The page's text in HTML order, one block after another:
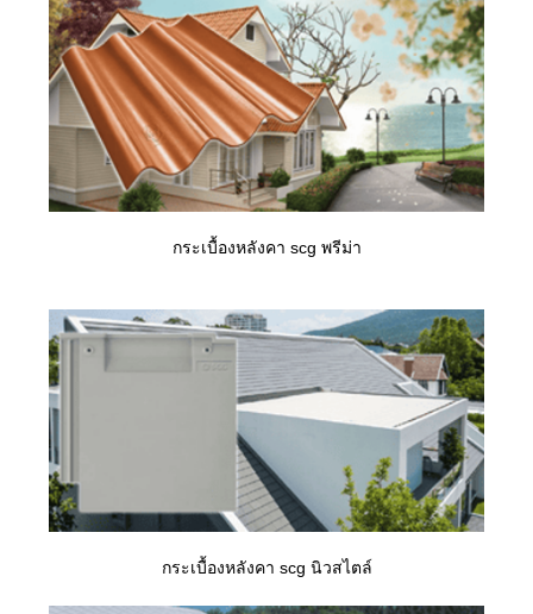
กระเบื้องหลังคา scg พรีม่า
กระเบื้องหลังคา scg นิวสไตล์